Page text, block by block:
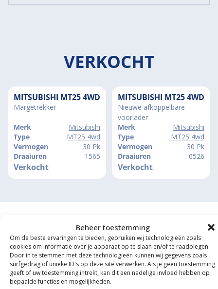
Beheer toestemming
Om de beste ervaringen te bieden, gebruiken wij technologieën zoals
cookies om informatie over je apparaat op te slaan en/of te raadplegen.
Door in te stemmen met deze technologieën kunnen wij gegevens zoals
surfgedrag of unieke ID's op deze site verwerken. Als je geen toestemming
geeft of uw toestemming intrekt, kan dit een nadelige invloed hebben op
bepaalde functies en mogelijkheden.
VERKOCHT
MITSUBISHI MT25 4WD
Margetrekker
Merk
Mitsubishi
Type
MT25 4wd
Vermogen
30 Pk
Draaiuren
1565
Verkocht
MITSUBISHI MT25 4WD
Nieuwe afkoppelbare
voorlader
Merk
Mitsubishi
Type
MT25 4wd
Vermogen
30 Pk
Draaiuren
0526
Verkocht
Onze showroom
bezoeken?
De koffie staat klaar!